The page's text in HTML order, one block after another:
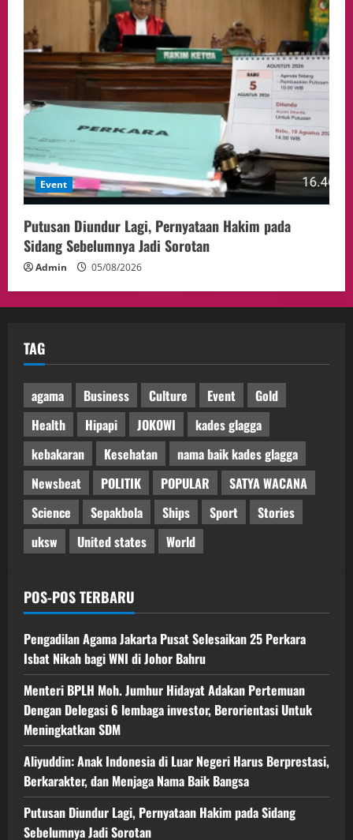
Event
Putusan Diundur Lagi, Pernyataan Hakim pada
Sidang Sebelumnya Jadi Sorotan
Admin 05/08/2026
TAG
agama Business Culture Event
Gold
Health
Hipapi JOKOWI
kades glagga
kebakaran
Kesehatan
nama baik kades glagga
Newsbeat
POLITIK POPULAR
SATYA WACANA
Science
Sepakbola Ships Sport
Stories
uksw
United states World
POS-POS TERBARU
Pengadilan Agama Jakarta Pusat Selesaikan 25 Perkara
Isbat Nikah bagi WNI di Johor Bahru
Menteri BPLH Moh. Jumhur Hidayat Adakan Pertemuan
Dengan Delegasi 6 lembaga investor, Berorientasi Untuk
Meningkatkan SDM
Aliyuddin: Anak Indonesia di Luar Negeri Harus Berprestasi,
Berkarakter, dan Menjaga Nama Baik Bangsa
Putusan Diundur Lagi, Pernyataan Hakim pada Sidang
Sebelumnya Jadi Sorotan